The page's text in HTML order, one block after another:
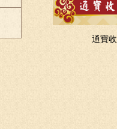
通寶